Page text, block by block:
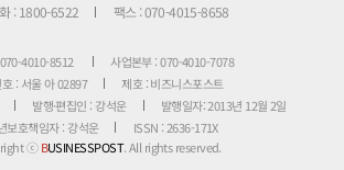
: 1800-6522
팩스 : 070-4015-8658
4010-8512
사업본부 : 070-4010-7078
: 서울 아 02897
제호 : 비즈니스포스트
발행·편집인 : 강석운
발행일자: 2013년 12월 2일
보호책임자 : 강석운
ISSN : 2636-171X
ⓒBUSINESSPOST. All rights reserved.